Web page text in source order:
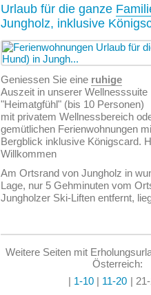
Urlaub für die ganze
Jungholz, inklusive
Geniessen Sie eine ruhige
Auszeit in unserer Wellnesssuite
"Heimatgfühl" (bis 10 Personen)
mit privatem Wellnessbereich
gemütlichen Ferien­wohnungen
Bergblick inklusive Königscard.
Willkommen
Am Ortsrand von Jungholz in
Lage, nur 5 Gehminuten vom
Jungholzer Ski-Liften entfernt,
Weitere Seiten mit
Österreich:
| 1-10 | 11-20 |